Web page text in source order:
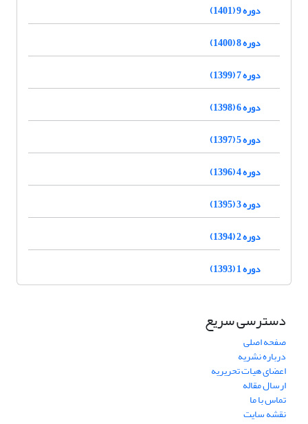
دوره 9 (1401)
دوره 8 (1400)
دوره 7 (1399)
دوره 6 (1398)
دوره 5 (1397)
دوره 4 (1396)
دوره 3 (1395)
دوره 2 (1394)
دوره 1 (1393)
دسترسی سریع
صفحه اصلی
درباره نشریه
اعضای هیات تحریریه
ارسال مقاله
تماس با ما
نقشه سایت